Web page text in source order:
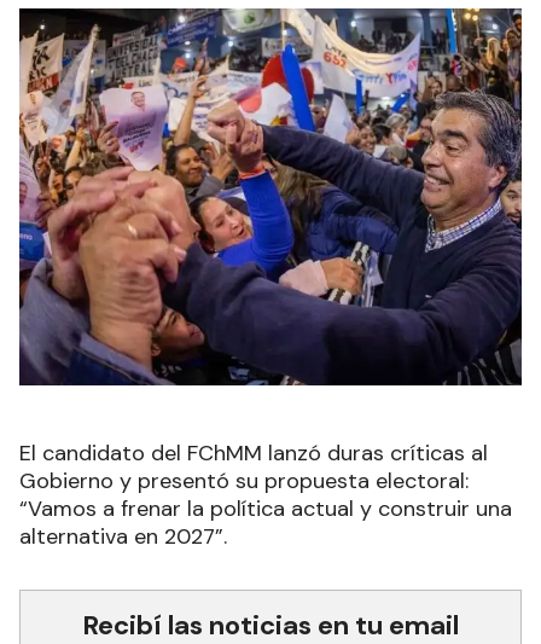
El candidato del FChMM lanzó duras críticas al
Gobierno y presentó su propuesta electoral:
“Vamos a frenar la política actual y construir una
alternativa en 2027”.
Recibí las noticias en tu email